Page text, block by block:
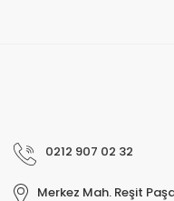
0212 907 02 32
Merkez Mah. Reşit